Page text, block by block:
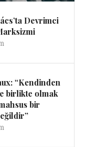
Devrimci
“Kendinden
birlikte olmak
bir